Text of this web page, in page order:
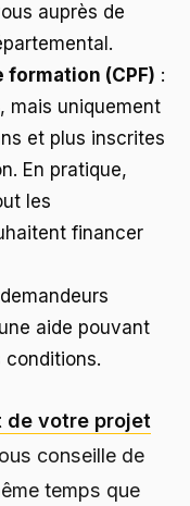
auprès de
formation (CPF) :
mais uniquement
et plus inscrites
En pratique,
les
financer
aide pouvant
conditions.
de votre projet
conseille de
temps que